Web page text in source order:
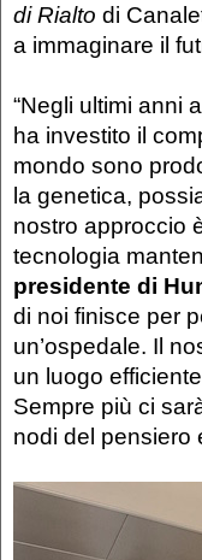
di Rialto di
a immaginare il
“Negli ultimi anni
ha investito il
mondo sono
la genetica,
nostro approccio
tecnologia
presidente di
di noi finisce per
un’ospedale. Il
un luogo
Sempre più ci
nodi del pensiero